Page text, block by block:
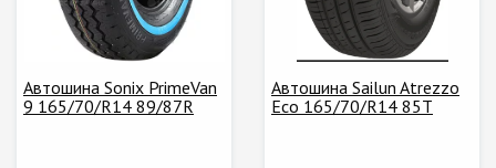
Автошина Sonix PrimeVan
9 165/70/R14 89/87R
Автошина Sailun Atrezzo
Eco 165/70/R14 85T